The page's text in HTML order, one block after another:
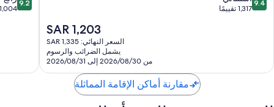
تتضمن اللوازم المتوفرة في جميع الغرفة الإضافية:
أحواض استحمام الأطفال، وأسرّة أطفال مجانية، وأسرّة إضافية مجانية
حمامات مزودة بدُش غزير ومستلزمات للعناية الشخصية صديقة للبيئة
تلفزيونات بشاشة مسطحة 42-بوصة مزودة بقنوات بريميوم
دواليب/خزائن ملابس، وخدمة تنظيف الغرف يوميًا، ومكاتب
من
9.4
1,317 تقييمًا
السعر
الحالي
هو
SAR
1,203
SAR 1,203
السعر النهائي: SAR 1,335
يشمل الضرائب والرسوم
من 2026/08/30 إلى 2026/08/31
من
9.2
1,004 تقييمات
مقارنة أماكن الإقامة المماثلة